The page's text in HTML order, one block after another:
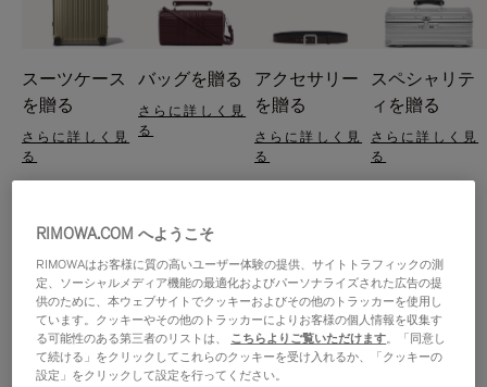
スーツケース
を贈る
さらに詳しく見
る
バッグを贈る
さらに詳しく見
る
アクセサリー
を贈る
さらに詳しく見
る
スペシャリテ
ィを贈る
さらに詳しく見
る
RIMOWA.COM へようこそ
RIMOWAはお客様に質の高いユーザー体験の提供、サイトトラフィックの測
定、ソーシャルメディア機能の最適化およびパーソナライズされた広告の提
供のために、本ウェブサイトでクッキーおよびその他のトラッカーを使用し
ています。クッキーやその他のトラッカーによりお客様の個人情報を収集す
る可能性のある第三者のリストは、 こちらよりご覧いただけます。「同意し
て続ける」をクリックしてこれらのクッキーを受け入れるか、「クッキーの
設定」をクリックして設定を行ってください。